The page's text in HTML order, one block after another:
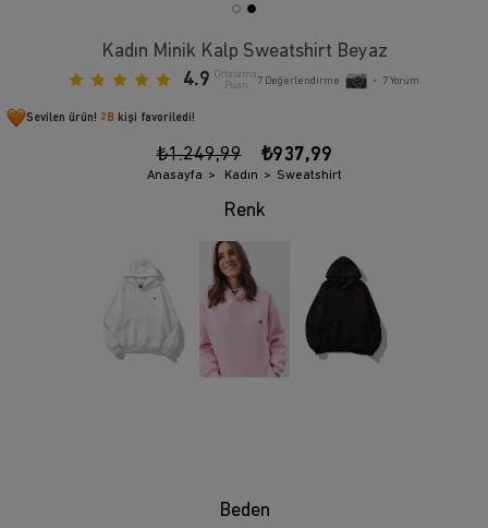
Kadın Minik Kalp Sweatshirt Beyaz
4.9 Ortalama
Puan
7 Değerlendirme • 7Yorum
Sevilen ürün! 2B kişi favoriledi!
₺1.249,99 ₺937,99
Anasayfa Kadın Sweatshirt
Beden